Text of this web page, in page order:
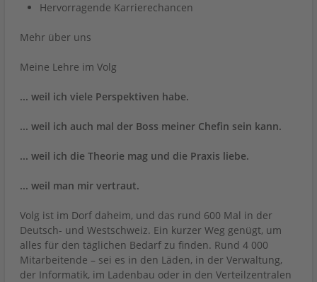
Hervorragende Karrierechancen
Mehr über uns
Meine Lehre im Volg
... weil ich viele Perspektiven habe.
... weil ich auch mal der Boss meiner Chefin sein kann.
... weil ich die Theorie mag und die Praxis liebe.
... weil man mir vertraut.
Volg ist im Dorf daheim, und das rund 600 Mal in der
Deutsch- und Westschweiz. Ein kurzer Weg genügt, um
alles für den täglichen Bedarf zu finden. Rund 4 000
Mitarbeitende – sei es in den Läden, in der Verwaltung,
der Informatik, im Ladenbau oder in den Verteilzentralen